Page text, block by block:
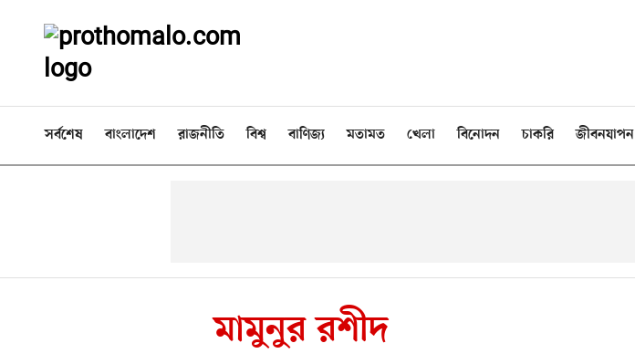
সর্বশেষ বাংলাদেশ রাজনীতি বিশ্ব বাণিজ্য মতামত খেলা বিনোদন চাকরি জীবনযাপন
মামুনুর রশীদ